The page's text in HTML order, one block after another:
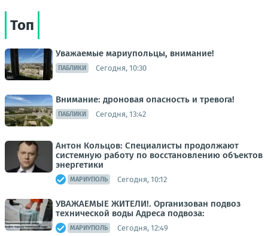
Топ
Уважаемые мариупольцы, внимание!
ПАБЛИКИ Сегодня, 10:30
Внимание: дроновая опасность и тревога!
ПАБЛИКИ Сегодня, 13:42
Антон Кольцов: Специалисты продолжают
системную работу по восстановлению объектов
энергетики
МАРИУПОЛЬ Сегодня, 10:12
УВАЖАЕМЫЕ ЖИТЕЛИ!. Организован подвоз
технической воды Адреса подвоза:
МАРИУПОЛЬ Сегодня, 12:49